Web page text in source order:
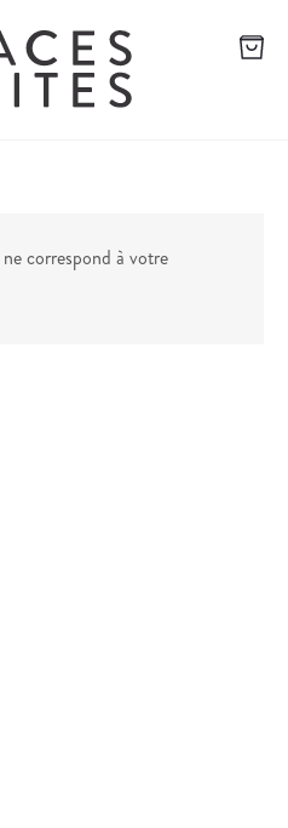
correspond à votre